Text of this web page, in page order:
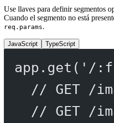
Use llaves para definir segmentos
Cuando el segmento no está
req.params.
JavaScript TypeScript
app. get ( '/
// GET /
// GET /